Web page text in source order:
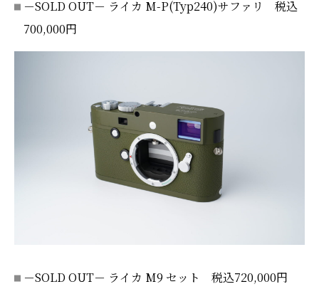
－SOLD OUT－ ライカ M-P(Typ240)サファリ 税込
700,000円
－SOLD OUT－ ライカ M9 セット 税込720,000円